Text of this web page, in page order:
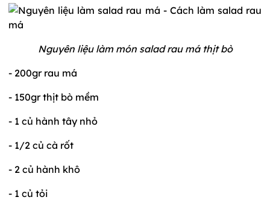
Nguyên liệu làm món salad rau má thịt bò
- 200gr rau má
- 150gr thịt bò mềm
- 1 củ hành tây nhỏ
- 1/2 củ cà rốt
- 2 củ hành khô
- 1 củ tỏi